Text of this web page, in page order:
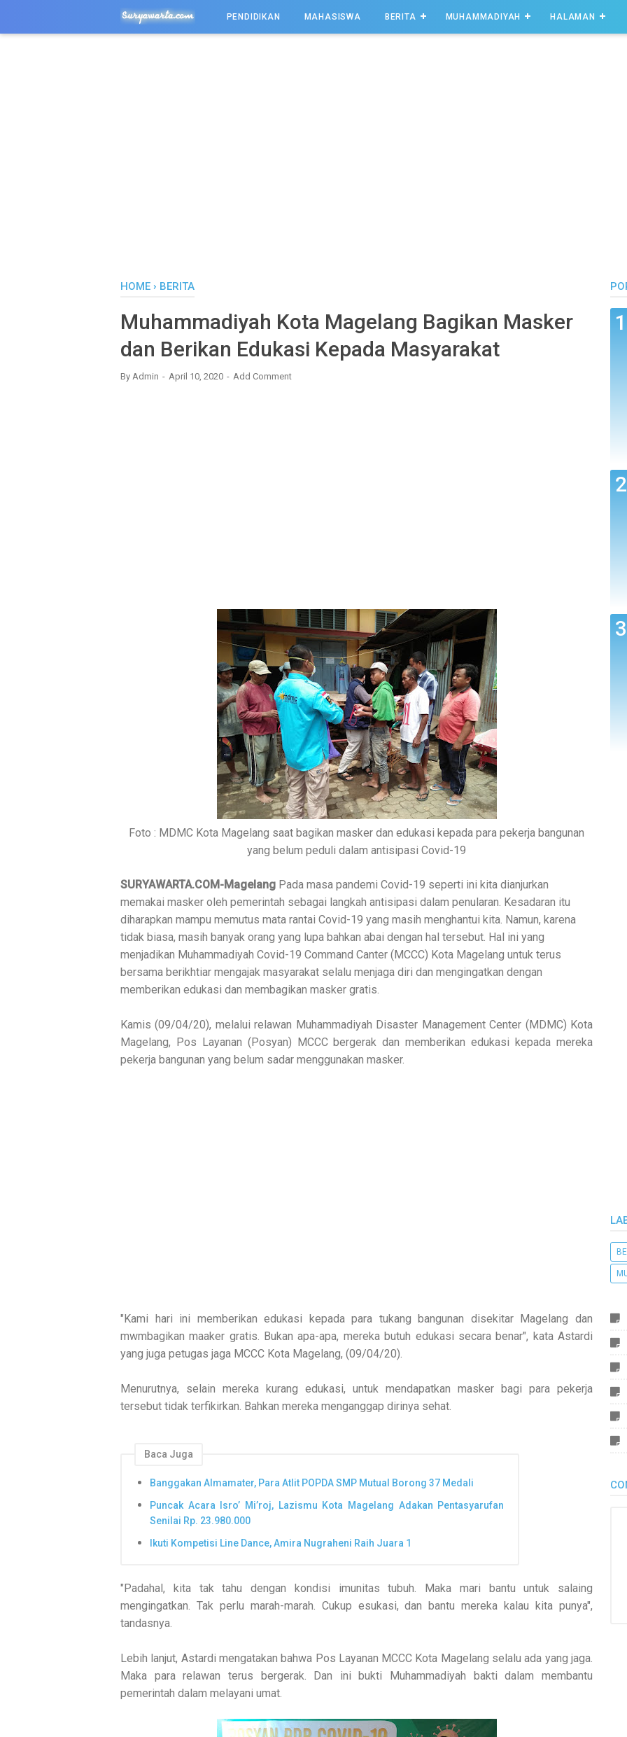
PENDIDIKAN MAHASISWA BERITA MUHAMMADIYAH HALAMAN
HOME › BERITA
Muhammadiyah Kota Magelang Bagikan Masker
dan Berikan Edukasi Kepada Masyarakat
By Admin April 10, 2020 Add Comment
Foto : MDMC Kota Magelang saat bagikan masker dan edukasi kepada para pekerja bangunan
yang belum peduli dalam antisipasi Covid-19
SURYAWARTA.COM-Magelang Pada masa pandemi Covid-19 seperti ini kita dianjurkan
memakai masker oleh pemerintah sebagai langkah antisipasi dalam penularan. Kesadaran itu
diharapkan mampu memutus mata rantai Covid-19 yang masih menghantui kita. Namun, karena
tidak biasa, masih banyak orang yang lupa bahkan abai dengan hal tersebut. Hal ini yang
menjadikan Muhammadiyah Covid-19 Command Canter (MCCC) Kota Magelang untuk terus
bersama berikhtiar mengajak masyarakat selalu menjaga diri dan mengingatkan dengan
memberikan edukasi dan membagikan masker gratis.
Kamis (09/04/20), melalui relawan Muhammadiyah Disaster Management Center (MDMC) Kota
Magelang, Pos Layanan (Posyan) MCCC bergerak dan memberikan edukasi kepada mereka
pekerja bangunan yang belum sadar menggunakan masker.
"Kami hari ini memberikan edukasi kepada para tukang bangunan disekitar Magelang dan
mwmbagikan maaker gratis. Bukan apa-apa, mereka butuh edukasi secara benar", kata Astardi
yang juga petugas jaga MCCC Kota Magelang, (09/04/20).
Menurutnya, selain mereka kurang edukasi, untuk mendapatkan masker bagi para pekerja
tersebut tidak terfikirkan. Bahkan mereka menganggap dirinya sehat.
Baca Juga
Banggakan Almamater, Para Atlit POPDA SMP Mutual Borong 37 Medali
Puncak Acara Isro’ Mi’roj, Lazismu Kota Magelang Adakan Pentasyarufan
Senilai Rp. 23.980.000
Ikuti Kompetisi Line Dance, Amira Nugraheni Raih Juara 1
"Padahal, kita tak tahu dengan kondisi imunitas tubuh. Maka mari bantu untuk salaing
mengingatkan. Tak perlu marah-marah. Cukup esukasi, dan bantu mereka kalau kita punya",
tandasnya.
Lebih lanjut, Astardi mengatakan bahwa Pos Layanan MCCC Kota Magelang selalu ada yang jaga.
Maka para relawan terus bergerak. Dan ini bukti Muhammadiyah bakti dalam membantu
pemerintah dalam melayani umat.